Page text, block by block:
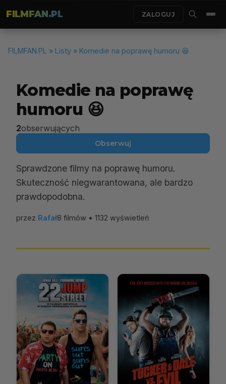
FILMFAN.PL ZALOGUJ
FILMFAN.PL » Listy » Komedie na poprawę humoru 😆
Komedie na poprawę
humoru 😆
2obserwujących
Obserwuj
Sprawdzone filmy na poprawę humoru.
Skuteczność niegwarantowana, ale bardzo
prawdopodobna.
przez Rafał8 filmów • 1132 wyświetleń